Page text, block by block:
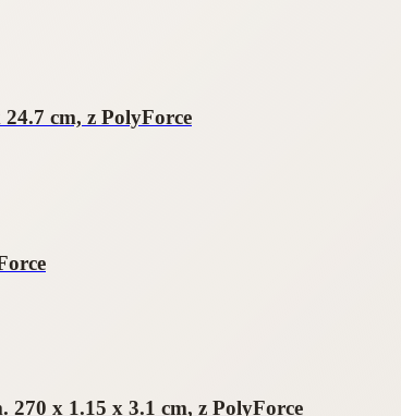
cm, z PolyForce
270 x 1.15 x 3.1 cm, z PolyForce